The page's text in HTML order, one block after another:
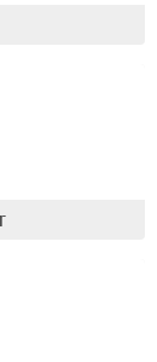
+ module
5 ,